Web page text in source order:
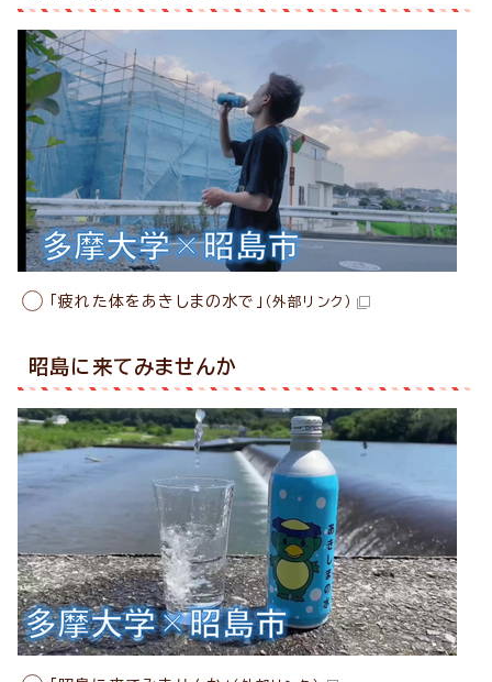
「疲れた体をあきしまの水で」 （外部リンク）
昭島に来てみませんか